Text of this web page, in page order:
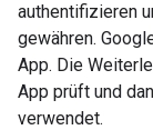
authentifizieren
gewähren.
App. Die
App prüft und
verwendet.